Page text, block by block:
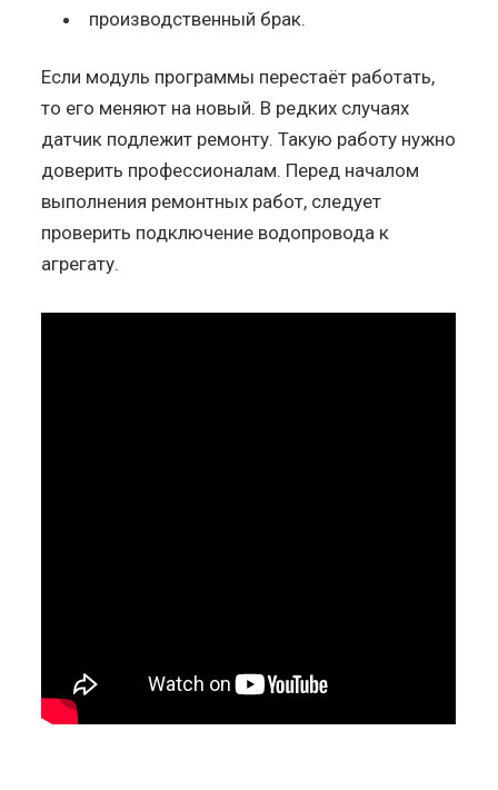
производственный брак.
Если модуль программы перестаёт работать,
то его меняют на новый. В редких случаях
датчик подлежит ремонту. Такую работу нужно
доверить профессионалам. Перед началом
выполнения ремонтных работ, следует
проверить подключение водопровода к
агрегату.